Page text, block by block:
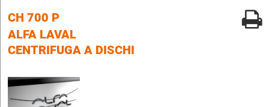
CH 700 P
ALFA LAVAL
CENTRIFUGA A DISCHI